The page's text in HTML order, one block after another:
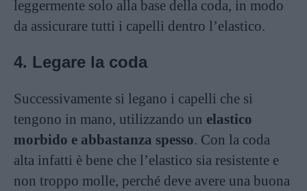
leggermente solo alla base della coda, in modo
da assicurare tutti i capelli dentro l’elastico.
4. Legare la coda
Successivamente si legano i capelli che si
tengono in mano, utilizzando un elastico
morbido e abbastanza spesso. Con la coda
alta infatti è bene che l’elastico sia resistente e
non troppo molle, perché deve avere una buona